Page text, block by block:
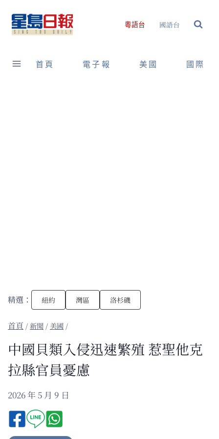
content
粵語台 國語台
首頁 電子報 美國 國際
精選： 紐約 灣區 洛杉磯
/新聞 / 美國 /
中國貝類入侵迅速繁殖 惹聖他克
拉縣官員憂慮
2026 年 5 月 9 日